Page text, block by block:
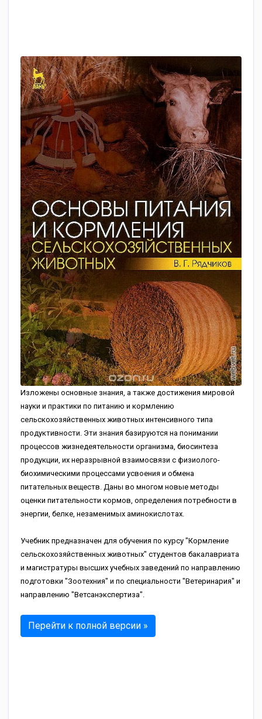
Изложены основные знания, а также достижения мировой
науки и практики по питанию и кормлению
сельскохозяйственных животных интенсивного типа
продуктивности. Эти знания базируются на понимании
процессов жизнедеятельности организма, биосинтеза
продукции, их неразрывной взаимосвязи с физиолого-
биохимическими процессами усвоения и обмена
питательных веществ. Даны во многом новые методы
оценки питательности кормов, определения потребности в
энергии, белке, незаменимых аминокислотах.
Учебник предназначен для обучения по курсу "Кормление
сельскохозяйственных животных" студентов бакалавриата
и магистратуры высших учебных заведений по направлению
подготовки "Зоотехния" и по специальности "Ветеринария" и
направлению "Ветсанэкспертиза".
Перейти к полной версии »